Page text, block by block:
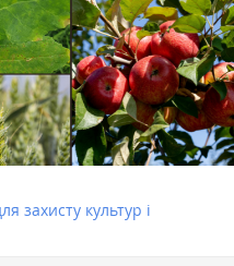
захисту культур і